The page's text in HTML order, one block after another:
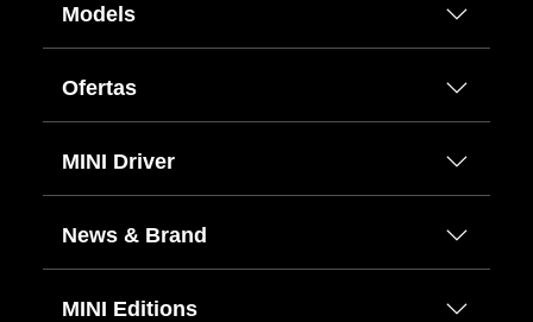
Models
Ofertas
MINI Driver
News & Brand
MINI Editions